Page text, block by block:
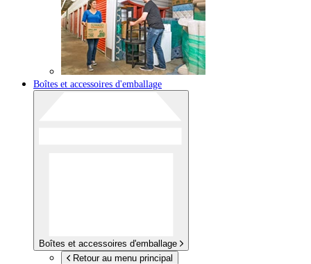
Boîtes et accessoires d'emballage
Boîtes et accessoires d'emballage
Retour au menu principal